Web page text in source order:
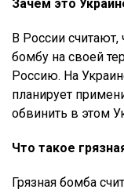
Зачем это
В России
бомбу на своей
Россию. На
планирует
обвинить в этом
Что такое
Грязная бомба